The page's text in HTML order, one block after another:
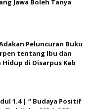
Jawa Boleh Tanya
Peluncuran Buku
tentang Ibu dan
di Disarpus Kab
1.4 | “ Budaya Positif